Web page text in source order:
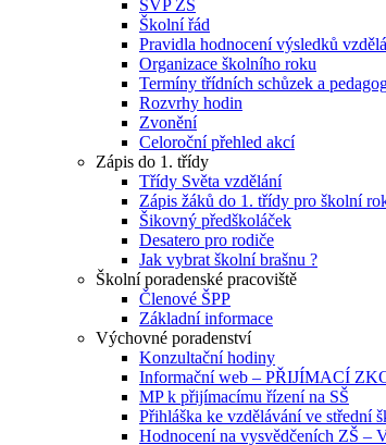
ŠVP ZŠ
Školní řád
Pravidla hodnocení výsledků
Organizace školního roku
Termíny třídních schůzek a
Rozvrhy hodin
Zvonění
Celoroční přehled akcí
Zápis do 1. třídy
Třídy Světa vzdělání
Zápis žáků do 1. třídy pro školní
Šikovný předškoláček
Desatero pro rodiče
Jak vybrat školní brašnu ?
Školní poradenské pracoviště
Členové ŠPP
Základní informace
Výchovné poradenství
Konzultační hodiny
Informační web – PŘIJÍMACÍ
MP k přijímacímu řízení na SŠ
Přihláška ke vzdělávání ve střední
Hodnocení na vysvědčeních ZŠ –